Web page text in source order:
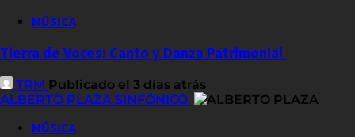
MÚSICA
Tierra de Voces: Canto y Danza Patrimonial
TRM Publicado el 3 días atrás
ALBERTO PLAZA SINFÓNICO
MÚSICA